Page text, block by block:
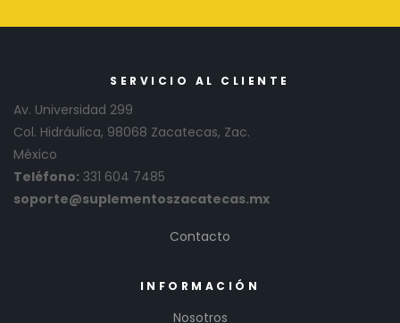
SERVICIO AL CLIENTE
Av. Universidad 299
Col. Hidráulica, 98068 Zacatecas, Zac.
México
Teléfono: 331 604 7485
soporte@suplementoszacatecas.mx
Contacto
INFORMACIÓN
Nosotros